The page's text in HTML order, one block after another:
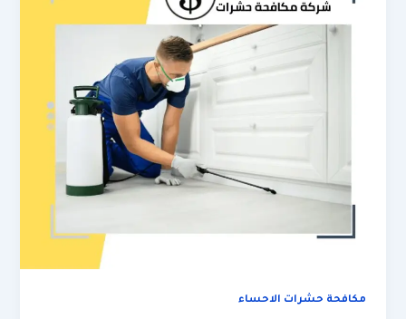
مكافحة حشرات الاحساء